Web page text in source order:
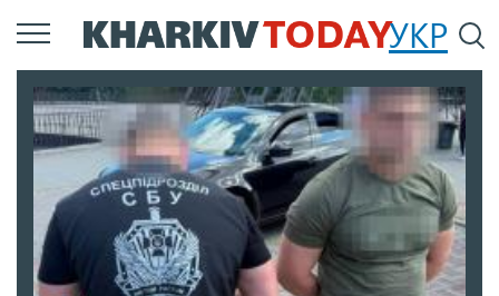
Перейти
к
содержанию
УКР